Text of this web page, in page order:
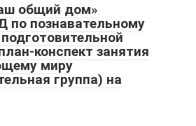
общий дом»
по познавательному
конспект занятия
миру
группа) на